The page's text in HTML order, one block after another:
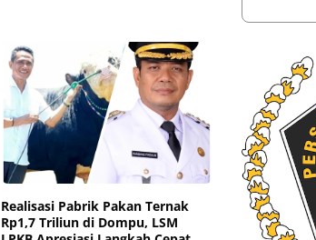
Realisasi Pabrik Pakan Ternak
Rp1,7 Triliun di Dompu, LSM